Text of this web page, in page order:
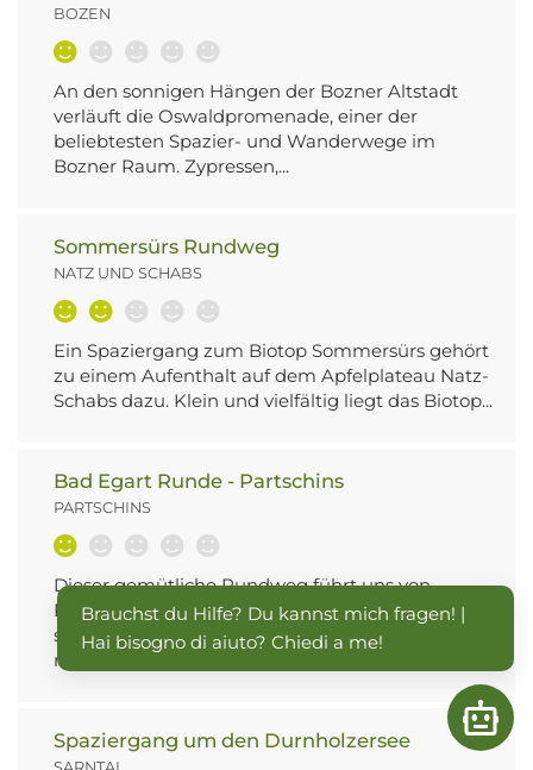
BOZEN
An den sonnigen Hängen der Bozner Altstadt
verläuft die Oswaldpromenade, einer der
beliebtesten Spazier- und Wanderwege im
Bozner Raum. Zypressen,...
Sommersürs Rundweg
NATZ UND SCHABS
Ein Spaziergang zum Biotop Sommersürs gehört
zu einem Aufenthalt auf dem Apfelplateau Natz-
Schabs dazu. Klein und vielfältig liegt das Biotop...
Bad Egart Runde - Partschins
PARTSCHINS
Dieser gemütliche Rundweg führt uns von
Rabland (Haltestelle Vinschgerbahn) über einen
schattigen Waldweg am Fuße des Nörderbergs
nach Töll (Haltestelle...
Spaziergang um den Durnholzersee Open
Brauchst du Hilfe? Du kannst mich fragen! |
Hai bisogno di aiuto? Chiedi a me!